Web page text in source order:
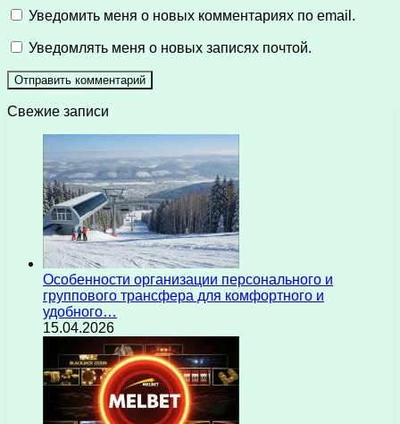
Уведомить меня о новых комментариях по email.
Уведомлять меня о новых записях почтой.
Свежие записи
Особенности организации персонального и
группового трансфера для комфортного и
удобного…
15.04.2026